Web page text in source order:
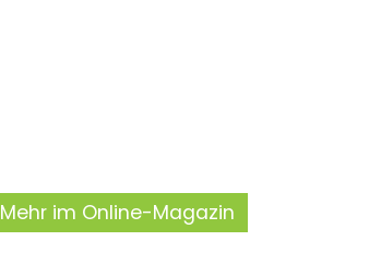
Mehr im Online-Magazin